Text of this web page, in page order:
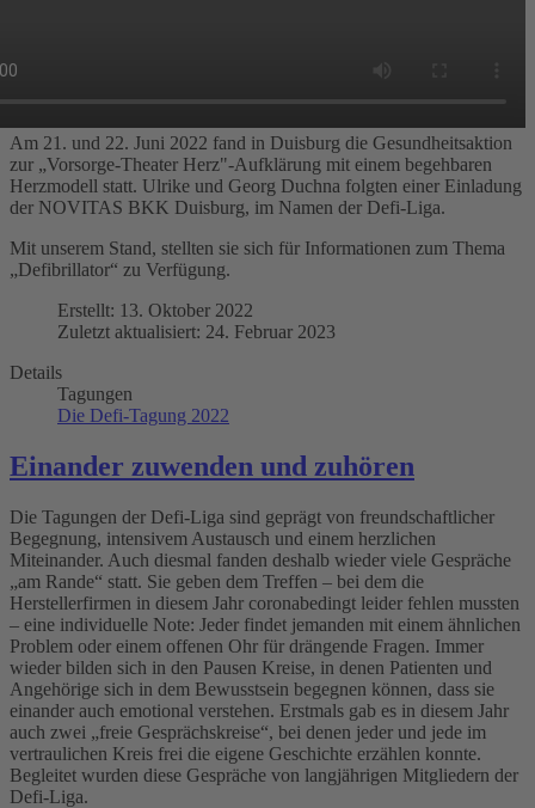
Am 21. und 22. Juni 2022 fand in Duisburg die Gesundheitsaktion
zur „Vorsorge-Theater Herz"-Aufklärung mit einem begehbaren
Herzmodell statt. Ulrike und Georg Duchna folgten einer Einladung
der NOVITAS BKK Duisburg, im Namen der Defi-Liga.
Mit unserem Stand, stellten sie sich für Informationen zum Thema
„Defibrillator“ zu Verfügung.
Erstellt: 13. Oktober 2022
Zuletzt aktualisiert: 24. Februar 2023
Details
Tagungen
Die Defi-Tagung 2022
Einander zuwenden und zuhören
Die Tagungen der Defi-Liga sind geprägt von freundschaftlicher
Begegnung, intensivem Austausch und einem herzlichen
Miteinander. Auch diesmal fanden deshalb wieder viele Gespräche
„am Rande“ statt. Sie geben dem Treffen – bei dem die
Herstellerfirmen in diesem Jahr coronabedingt leider fehlen mussten
– eine individuelle Note: Jeder findet jemanden mit einem ähnlichen
Problem oder einem offenen Ohr für drängende Fragen. Immer
wieder bilden sich in den Pausen Kreise, in denen Patienten und
Angehörige sich in dem Bewusstsein begegnen können, dass sie
einander auch emotional verstehen. Erstmals gab es in diesem Jahr
auch zwei „freie Gesprächskreise“, bei denen jeder und jede im
vertraulichen Kreis frei die eigene Geschichte erzählen konnte.
Begleitet wurden diese Gespräche von langjährigen Mitgliedern der
Defi-Liga.